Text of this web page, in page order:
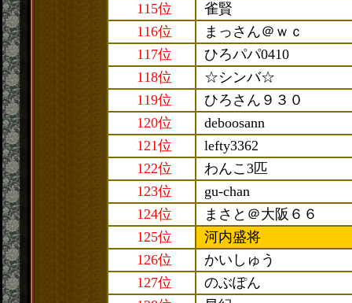
115位
雀賢
116位
まっさん＠ｗｃ
117位
ひろパパ0410
118位
☆シンバ☆
119位
ひろさん９３０
120位
deboosann
121位
lefty3362
122位
わんこ3匹
123位
gu-chan
124位
まさと＠大阪６６
125位
河内盛将
126位
かいしゅう
127位
のぶぽん